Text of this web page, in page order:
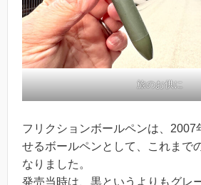
旅のお供に
フリクションボールペンは、2007
せるボールペンとして、これまで
なりました。
発売当時は、黒というよりもグレ